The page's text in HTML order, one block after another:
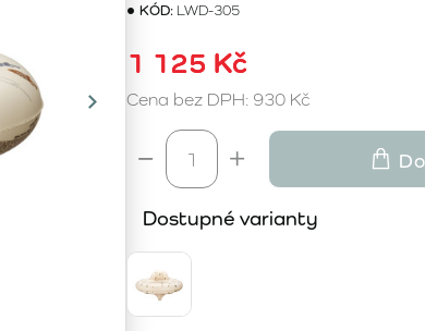
KÓD: LWD-305
1 125 Kč
Cena bez DPH: 930 Kč
Dostupné varianty